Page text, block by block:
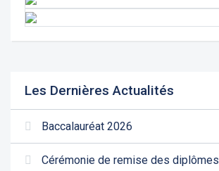
Les Dernières Actualités
Baccalauréat 2026
Cérémonie de remise des diplômes